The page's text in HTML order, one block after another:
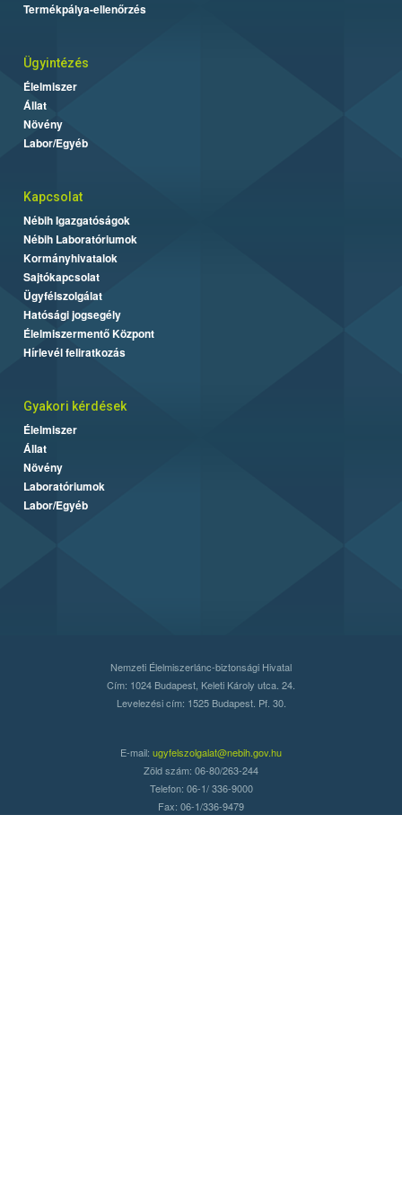
Termékpálya-ellenőrzés
Ügyintézés
Élelmiszer
Állat
Növény
Labor/Egyéb
Kapcsolat
Nébih Igazgatóságok
Nébih Laboratóriumok
Kormányhivatalok
Sajtókapcsolat
Ügyfélszolgálat
Hatósági jogsegély
Élelmiszermentő Központ
Hírlevél feliratkozás
Gyakori kérdések
Élelmiszer
Állat
Növény
Laboratóriumok
Labor/Egyéb
Nemzeti Élelmiszerlánc-biztonsági Hivatal
Cím: 1024 Budapest, Keleti Károly utca. 24.
Levelezési cím: 1525 Budapest. Pf. 30.
E-mail: ugyfelszolgalat@nebih.gov.hu
Zöld szám: 06-80/263-244
Telefon: 06-1/ 336-9000
Fax: 06-1/336-9479